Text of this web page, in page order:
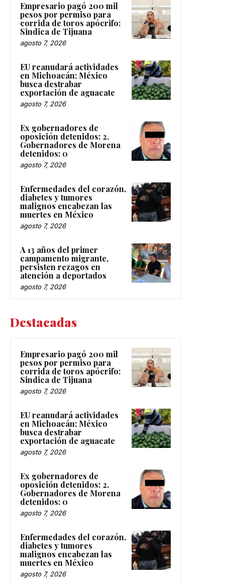
Empresario pagó 200 mil
pesos por permiso para
corrida de toros apócrifo:
Sindica de Tijuana
agosto 7, 2026
EU reanudará actividades
en Michoacán; México
busca destrabar
exportación de aguacate
agosto 7, 2026
Ex gobernadores de
oposición detenidos: 2.
Gobernadores de Morena
detenidos: 0
agosto 7, 2026
Enfermedades del corazón,
diabetes y tumores
malignos encabezan las
muertes en México
agosto 7, 2026
A 13 años del primer
campamento migrante,
persisten rezagos en
atención a deportados
agosto 7, 2026
Destacadas
Empresario pagó 200 mil
pesos por permiso para
corrida de toros apócrifo:
Sindica de Tijuana
agosto 7, 2026
EU reanudará actividades
en Michoacán; México
busca destrabar
exportación de aguacate
agosto 7, 2026
Ex gobernadores de
oposición detenidos: 2.
Gobernadores de Morena
detenidos: 0
agosto 7, 2026
Enfermedades del corazón,
diabetes y tumores
malignos encabezan las
muertes en México
agosto 7, 2026